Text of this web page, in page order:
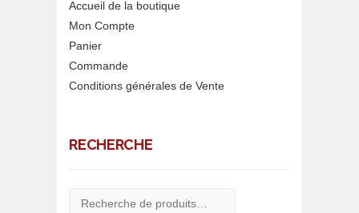
Accueil de la boutique
Mon Compte
Panier
Commande
Conditions générales de Vente
RECHERCHE